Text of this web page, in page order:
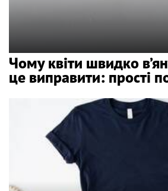
Чому квіти швидко
це виправити: прості